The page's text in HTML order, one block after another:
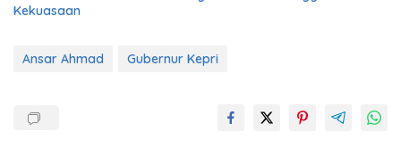
Kekuasaan
Ansar Ahmad Gubernur Kepri